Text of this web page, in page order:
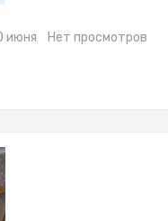
июня Нет просмотров